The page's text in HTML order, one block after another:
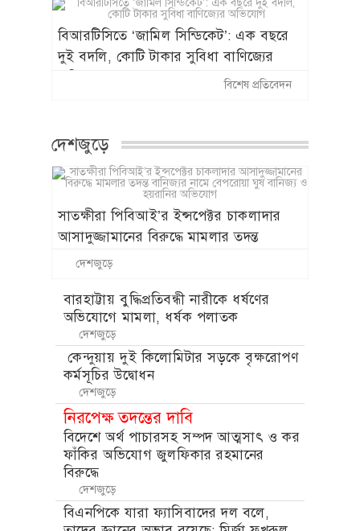
নেতা নবাবগঞ্জ সাবরেজিস্ট্রার নাজমুল
বিআরটিসিতে ‘জামিল সিন্ডিকেট’: এক বছরে
দুই বদলি, কোটি টাকার সুবিধা বাণিজ্যের
বিশেষ প্রতিবেদন
দেশজুড়ে
সাতক্ষীরা পিবিআই’র ইন্সপেক্টর চাকলাদার
আসাদুজ্জামানের বিরুদ্ধে মামলার তদন্ত
বানিজ্যর নামে বেপরোয়া ঘুষ বানিজ্য ও
দেশজুড়ে
বারহাট্টায় বুদ্ধিপ্রতিবন্ধী নারীকে ধর্ষণের
অভিযোগে মামলা, ধর্ষক পলাতক
দেশজুড়ে
কেন্দুয়ায় দুই কিলোমিটার সড়কে বৃক্ষরোপণ
কর্মসূচির উদ্বোধন
দেশজুড়ে
নিরপেক্ষ তদন্তের দাবি
বিদেশে অর্থ পাচারসহ সম্পদ আত্মসাৎ ও কর
ফাঁকির অভিযোগ জুলফিকার রহমানের
বিরুদ্ধে
দেশজুড়ে
বিএনপিকে যারা ফ্যাসিবাদের দল বলে,